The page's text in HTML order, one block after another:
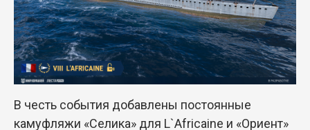
В честь события добавлены постоянные
камуфляжи «Селика» для L`Africaine и «Ориент»